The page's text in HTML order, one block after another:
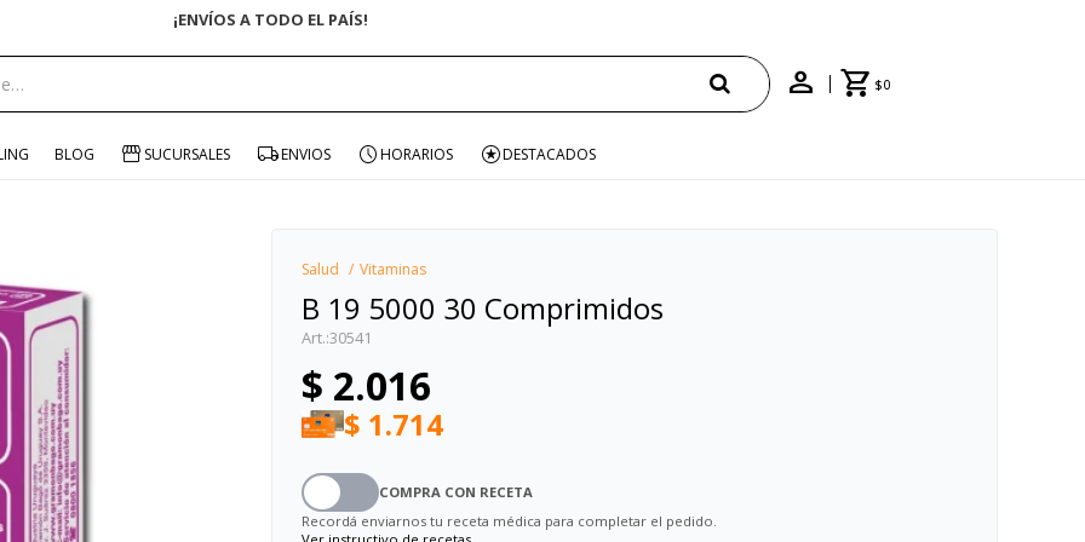
¡ENVÍOS A TODO EL PAÍS!
$0
BLOG SUCURSALES ENVIOS HORARIOS DESTACADOS
Salud Vitaminas
B 19 5000 30 Comprimidos
30541
$ 2.016
$ 1.714
COMPRA CON RECETA
Recordá enviarnos tu receta médica para completar el pedido.